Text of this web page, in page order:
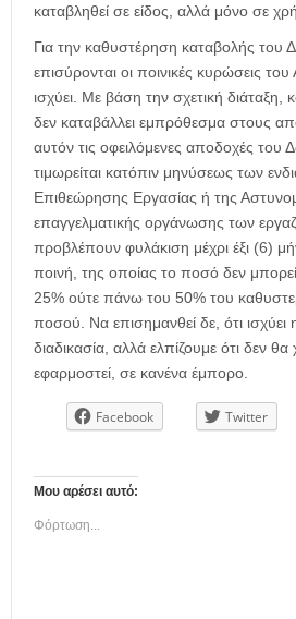
καταβληθεί σε είδος, αλλά μόνο σε
Για την καθυστέρηση καταβολής
επισύρονται οι ποινικές κυρώσεις
ισχύει. Με βάση την σχετική διάταξη,
δεν καταβάλλει εμπρόθεσμα στους
αυτόν τις οφειλόμενες αποδοχές
τιμωρείται κατόπιν μηνύσεως των
Επιθεώρησης Εργασίας ή της
επαγγελματικής οργάνωσης των
προβλέπουν φυλάκιση μέχρι έξι (6)
ποινή, της οποίας το ποσό δεν
25% ούτε πάνω του 50% του
ποσού. Να επισημανθεί δε, ότι
διαδικασία, αλλά ελπίζουμε ότι δεν θα
εφαρμοστεί, σε κανένα έμπορο.
Facebook Twitter
Μου αρέσει αυτό:
Φόρτωση...